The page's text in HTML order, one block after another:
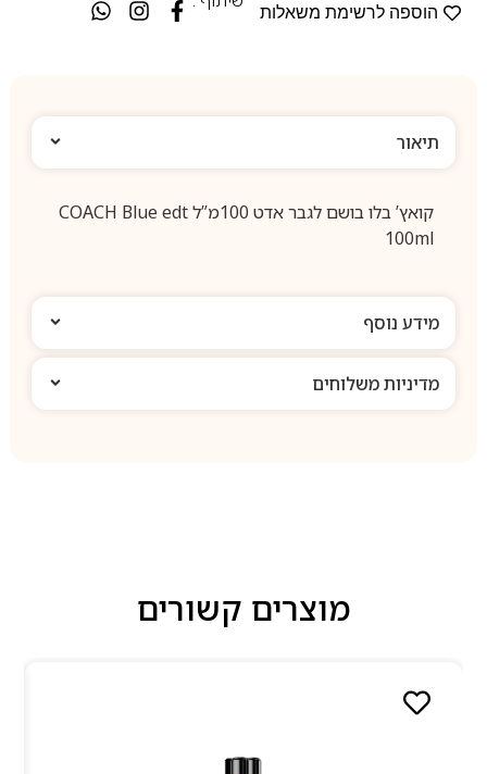
הוספה לרשימת משאלות
תיאור
קואץ’ בלו בושם לגבר אדט 100מ”ל COACH Blue edt
100ml
מידע נוסף
מדיניות משלוחים
מוצרים קשורים